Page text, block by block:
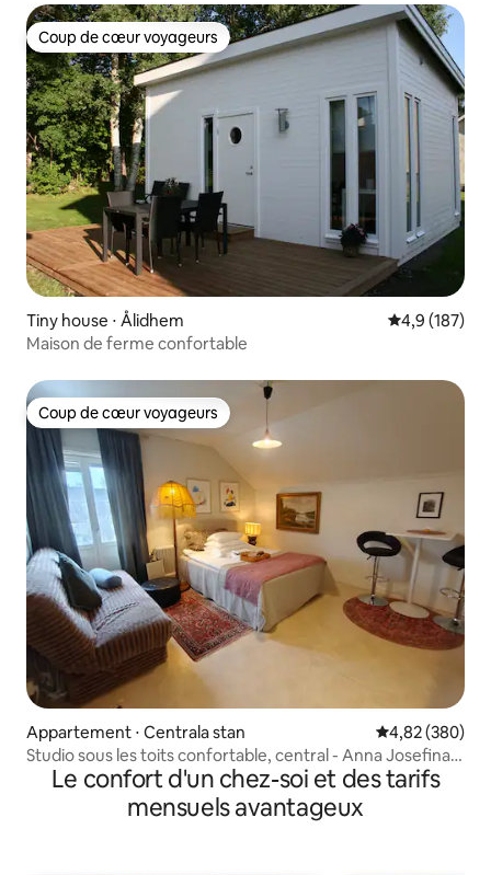
Coup de cœur voyageurs
Coup de cœur voyageurs
Tiny house ⋅ Ålidhem Évaluation
4,9 (187)
Maison de ferme confortable
Coup de cœur voyageurs
Coup de cœur voyageurs
Appartement ⋅ Centrala stan Évaluation
4,82 (380)
Studio sous les toits confortable, central - Anna Josefinas
StayLe confort d'un chez-soi et des tarifs
mensuels avantageux